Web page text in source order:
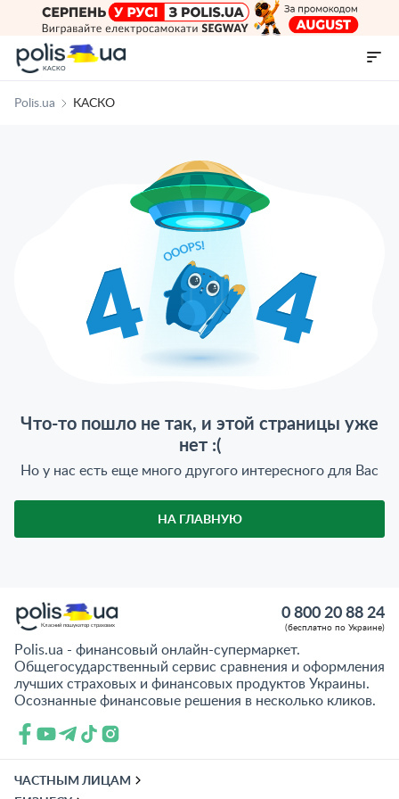
КАСКО
Polis.ua КАСКО
Что-то пошло не так, и этой страницы уже
нет :(
Но у нас есть еще много другого интересного для Вас
НА ГЛАВНУЮ
Класний пошукатор страхових
0 800 20 88 24
(бесплатно по Украине)
Polis.ua - финансовый онлайн-супермаркет.
Общегосударственный сервис сравнения и оформления
лучших страховых и финансовых продуктов Украины.
Осознанные финансовые решения в несколько кликов.
ЧАСТНЫМ ЛИЦАМ